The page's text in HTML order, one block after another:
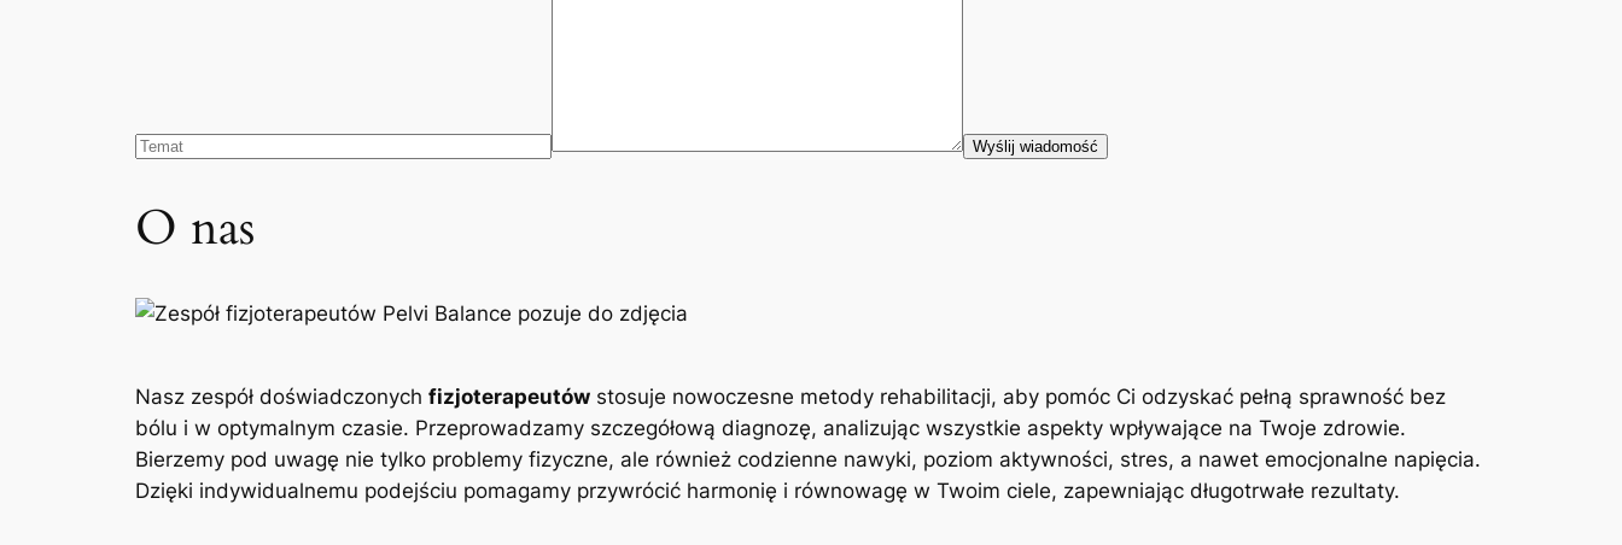
O nas
Nasz zespół doświadczonych fizjoterapeutów stosuje nowoczesne metody rehabilitacji, aby pomóc Ci odzyskać pełną sprawność bez
bólu i w optymalnym czasie. Przeprowadzamy szczegółową diagnozę, analizując wszystkie aspekty wpływające na Twoje zdrowie.
Bierzemy pod uwagę nie tylko problemy fizyczne, ale również codzienne nawyki, poziom aktywności, stres, a nawet emocjonalne napięcia.
Dzięki indywidualnemu podejściu pomagamy przywrócić harmonię i równowagę w Twoim ciele, zapewniając długotrwałe rezultaty.